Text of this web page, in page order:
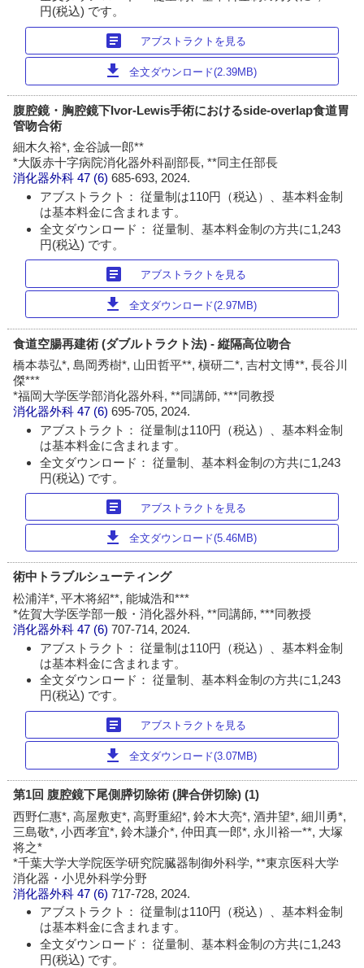
円(税込) です。
article アブストラクトを見る
download 全文ダウンロード(2.39MB)
腹腔鏡・胸腔鏡下Ivor-Lewis手術におけるside-overlap食道胃
管吻合術
細木久裕*, 金谷誠一郎**
*大阪赤十字病院消化器外科副部長, **同主任部長
消化器外科 47 (6)685-693, 2024.
アブストラクト： 従量制は110円（税込）、基本料金制
は基本料金に含まれます。
全文ダウンロード： 従量制、基本料金制の方共に1,243
円(税込) です。
article アブストラクトを見る
download 全文ダウンロード(2.97MB)
食道空腸再建術 (ダブルトラクト法) - 縦隔高位吻合
橋本恭弘*, 島岡秀樹*, 山田哲平**, 槇研二*, 吉村文博**, 長谷川
傑***
*福岡大学医学部消化器外科, **同講師, ***同教授
消化器外科 47 (6)695-705, 2024.
アブストラクト： 従量制は110円（税込）、基本料金制
は基本料金に含まれます。
全文ダウンロード： 従量制、基本料金制の方共に1,243
円(税込) です。
article アブストラクトを見る
download 全文ダウンロード(5.46MB)
術中トラブルシューティング
松浦洋*, 平木将紹**, 能城浩和***
*佐賀大学医学部一般・消化器外科, **同講師, ***同教授
消化器外科 47 (6)707-714, 2024.
アブストラクト： 従量制は110円（税込）、基本料金制
は基本料金に含まれます。
全文ダウンロード： 従量制、基本料金制の方共に1,243
円(税込) です。
article アブストラクトを見る
download 全文ダウンロード(3.07MB)
第1回 腹腔鏡下尾側膵切除術 (脾合併切除) (1)
西野仁惠*, 高屋敷吏*, 高野重紹*, 鈴木大亮*, 酒井望*, 細川勇*,
三島敬*, 小西孝宜*, 鈴木謙介*, 仲田真一郎*, 永川裕一**, 大塚
将之*
*千葉大学大学院医学研究院臓器制御外科学, **東京医科大学
消化器・小児外科学分野
消化器外科 47 (6)717-728, 2024.
アブストラクト： 従量制は110円（税込）、基本料金制
は基本料金に含まれます。
全文ダウンロード： 従量制、基本料金制の方共に1,243
円(税込) です。